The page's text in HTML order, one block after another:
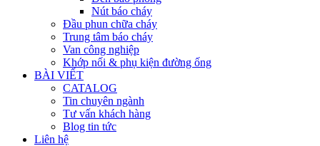
Nút báo cháy
Đầu phun chữa cháy
Trung tâm báo cháy
Van công nghiệp
Khớp nối & phụ kiện đường ống
BÀI VIẾT
CATALOG
Tin chuyên ngành
Tư vấn khách hàng
Blog tin tức
Liên hệ